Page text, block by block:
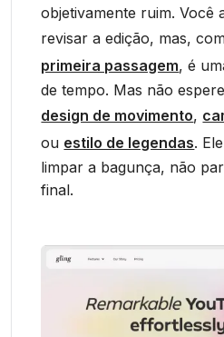
objetivamente ruim. Você
revisar a edição, mas,
primeira passagem, é
de tempo. Mas não
design de movimento,
ou estilo de legendas.
limpar a bagunça, não
final.